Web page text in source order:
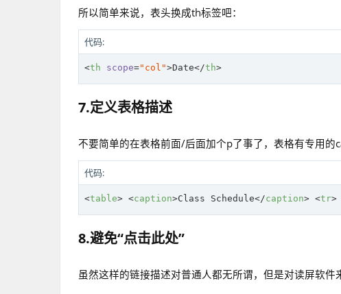
所以简单来说，表头换成th标签吧：
代码:
<th scope="col">Date</th>
7.定义表格描述
不要简单的在表格前面/后面加个p了事了，表格有专用的
代码:
<table> <caption>Class Schedule</caption> <tr>
8.避免“点击此处”
虽然这样的链接描述对普通人都无所谓，但是对读屏软